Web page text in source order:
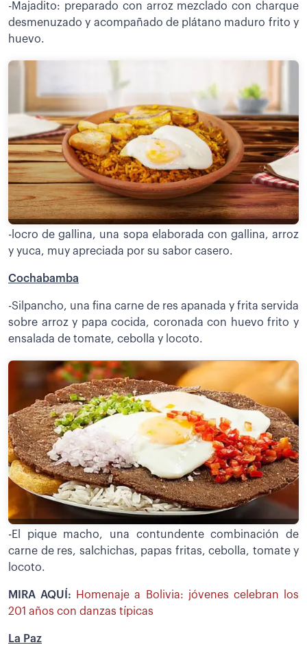
-Majadito: preparado con arroz mezclado con charque
desmenuzado y acompañado de plátano maduro frito y
huevo.
-locro de gallina, una sopa elaborada con gallina, arroz
y yuca, muy apreciada por su sabor casero.
Cochabamba
-Silpancho, una fina carne de res apanada y frita servida
sobre arroz y papa cocida, coronada con huevo frito y
ensalada de tomate, cebolla y locoto.
-El pique macho, una contundente combinación de
carne de res, salchichas, papas fritas, cebolla, tomate y
locoto.
MIRA AQUÍ:
Homenaje a Bolivia: jóvenes celebran los
201 años con danzas típicas
La Paz